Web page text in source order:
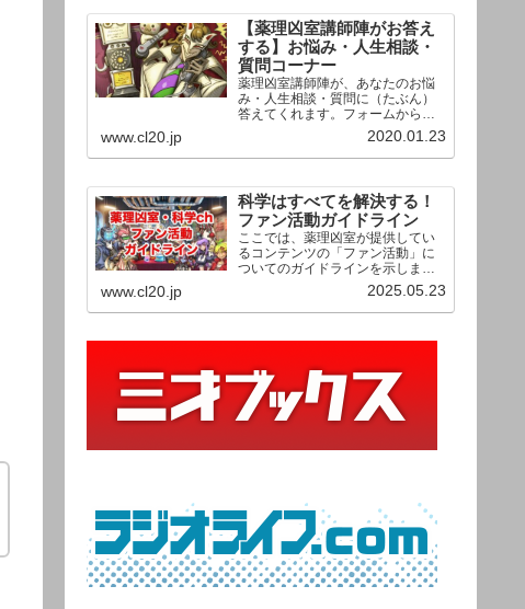
【薬理凶室講師陣がお答え
する】お悩み・人生相談・
質問コーナー
薬理凶室講師陣が、あなたのお悩
み・人生相談・質問に（たぶん）
答えてくれます。フォームからお
送りいただいた相談は、順次、動
画として公開される予定（時期未
定）！ どうぞお気軽にご質問く
www.cl20.jp 2020.01.23
科学はすべてを解決する！
ファン活動ガイドライン
ここでは、薬理凶室が提供してい
るコンテンツの「ファン活動」に
ついてのガイドラインを示しま
す。ご利用の場合は当ガイドライ
ンを遵守して頂けますよう、よろ
しくお願い申し上げます。
www.cl20.jp 2025.05.23